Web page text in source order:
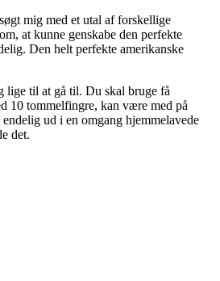
mig med et utal af forskellige
at kunne genskabe den perfekte
Den helt perfekte amerikanske
lige til at gå til. Du skal bruge få
10 tommelfingre, kan være med på
ud i en omgang hjemmelavede
det.